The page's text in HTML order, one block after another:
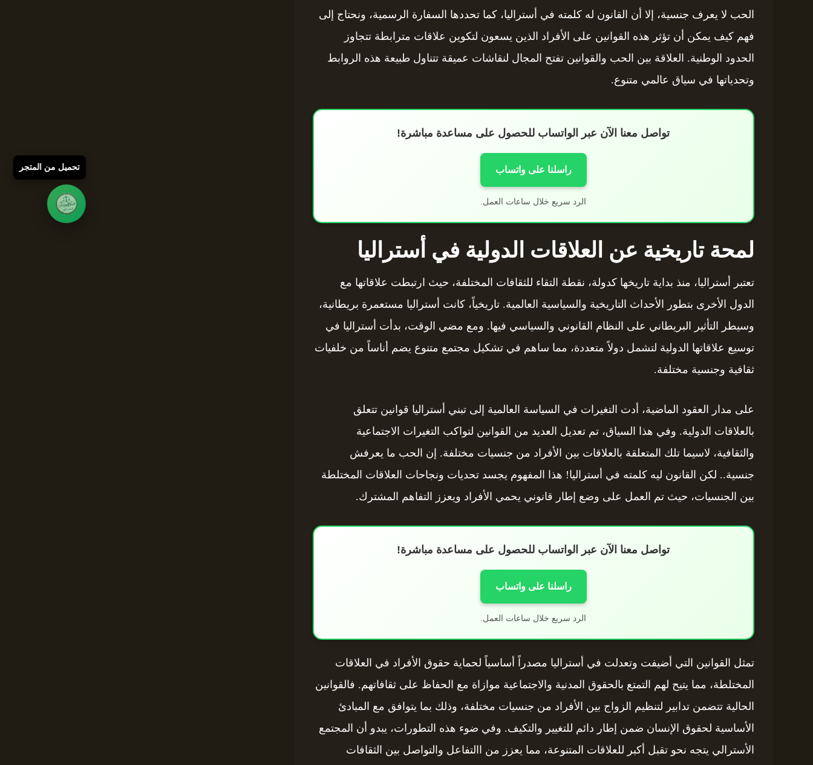
الحب لا يعرف جنسية، إلا أن القانون له كلمته في أستراليا، كما تحددها السفارة الرسمية، ونحتاج إلى
فهم كيف يمكن أن تؤثر هذه القوانين على الأفراد الذين يسعون لتكوين علاقات مترابطة تتجاوز
الحدود الوطنية. العلاقة بين الحب والقوانين تفتح المجال لنقاشات عميقة تتناول طبيعة هذه الروابط
وتحدياتها في سياق عالمي متنوع.
تواصل معنا الآن عبر الواتساب للحصول على مساعدة مباشرة!
راسلنا على واتساب
الرد سريع خلال ساعات العمل.
لمحة تاريخية عن العلاقات الدولية في أستراليا
تعتبر أستراليا، منذ بداية تاريخها كدولة، نقطة التقاء للثقافات المختلفة، حيث ارتبطت علاقاتها مع
الدول الأخرى بتطور الأحداث التاريخية والسياسية العالمية. تاريخياً، كانت أستراليا مستعمرة بريطانية،
وسيطر التأثير البريطاني على النظام القانوني والسياسي فيها. ومع مضي الوقت، بدأت أستراليا في
توسيع علاقاتها الدولية لتشمل دولاً متعددة، مما ساهم في تشكيل مجتمع متنوع يضم أناساً من خلفيات
ثقافية وجنسية مختلفة.
على مدار العقود الماضية، أدت التغيرات في السياسة العالمية إلى تبني أستراليا قوانين تتعلق
بالعلاقات الدولية. وفي هذا السياق، تم تعديل العديد من القوانين لتواكب التغيرات الاجتماعية
والثقافية، لاسيما تلك المتعلقة بالعلاقات بين الأفراد من جنسيات مختلفة. إن الحب ما يعرفش
جنسية.. لكن القانون ليه كلمته في أستراليا! هذا المفهوم يجسد تحديات ونجاحات العلاقات المختلطة
بين الجنسيات، حيث تم العمل على وضع إطار قانوني يحمي الأفراد ويعزز التفاهم المشترك.
تواصل معنا الآن عبر الواتساب للحصول على مساعدة مباشرة!
راسلنا على واتساب
الرد سريع خلال ساعات العمل.
تمثل القوانين التي أضيفت وتعدلت في أستراليا مصدراً أساسياً لحماية حقوق الأفراد في العلاقات
المختلطة، مما يتيح لهم التمتع بالحقوق المدنية والاجتماعية موازاة مع الحفاظ على ثقافاتهم. فالقوانين
الحالية تتضمن تدابير لتنظيم الزواج بين الأفراد من جنسيات مختلفة، وذلك بما يتوافق مع المبادئ
الأساسية لحقوق الإنسان ضمن إطار دائم للتغيير والتكيف. وفي ضوء هذه التطورات، يبدو أن المجتمع
الأسترالي يتجه نحو تقبل أكبر للعلاقات المتنوعة، مما يعزز من االتفاعل والتواصل بين الثقافات
تحميل من المتجر